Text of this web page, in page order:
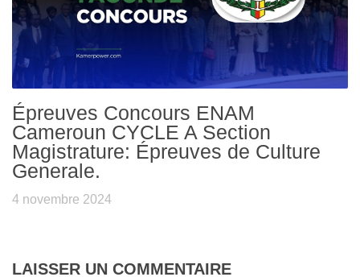
Épreuves Concours ENAM
Cameroun CYCLE A Section
Magistrature: Épreuves de Culture
Generale.
4 novembre 2024
LAISSER UN COMMENTAIRE